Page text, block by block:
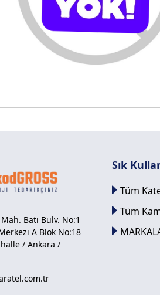
Batı Bulv. No:1
A Blok No:18
/ Ankara /
Sık
Tüm
Tüm